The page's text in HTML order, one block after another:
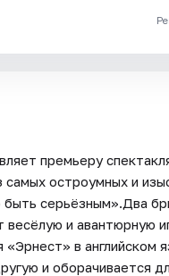
премьеру
самых остроумных и
серьёзным».Два
и авантюрную
«Эрнест» в
и оборачивается